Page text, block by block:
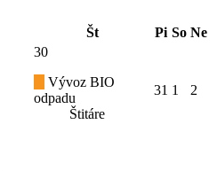
Št Pi So Ne
30
Vývoz BIO
odpadu
Štitáre
31 1 2